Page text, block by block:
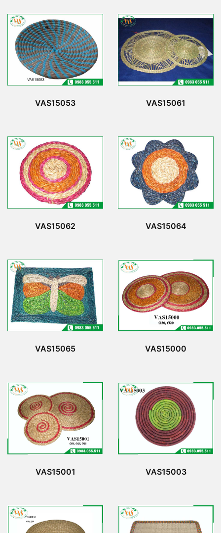
VAS15053 VAS15061
VAS15062 VAS15064
VAS15065 VAS15000
VAS15001 VAS15003